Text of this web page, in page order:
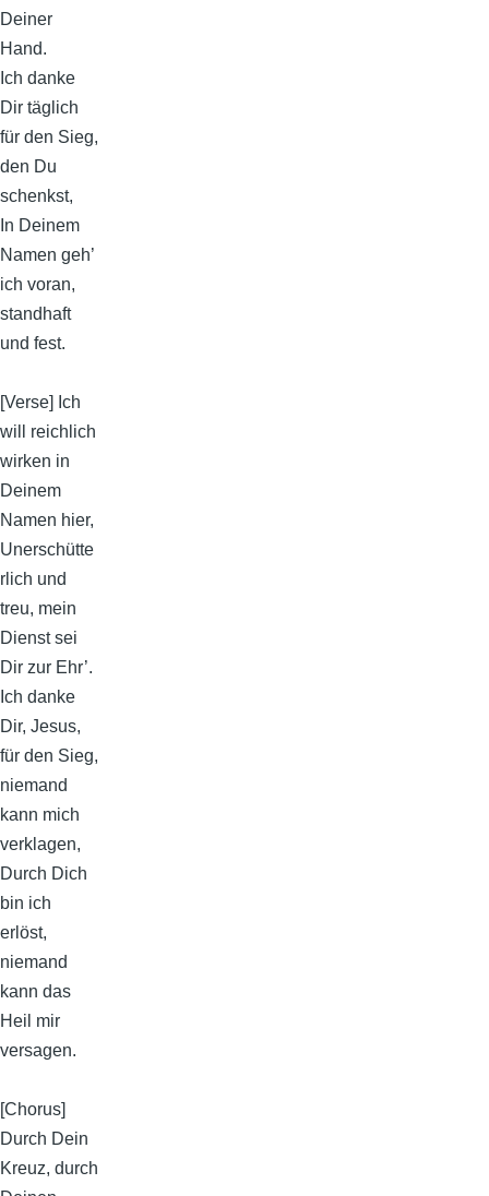
Deiner
Hand.
Ich danke
Dir täglich
für den Sieg,
den Du
schenkst,
In Deinem
Namen geh’
ich voran,
standhaft
und fest.
[Verse] Ich
will reichlich
wirken in
Deinem
Namen hier,
Unerschütte
rlich und
treu, mein
Dienst sei
Dir zur Ehr’.
Ich danke
Dir, Jesus,
für den Sieg,
niemand
kann mich
verklagen,
Durch Dich
bin ich
erlöst,
niemand
kann das
Heil mir
versagen.
[Chorus]
Durch Dein
Kreuz, durch